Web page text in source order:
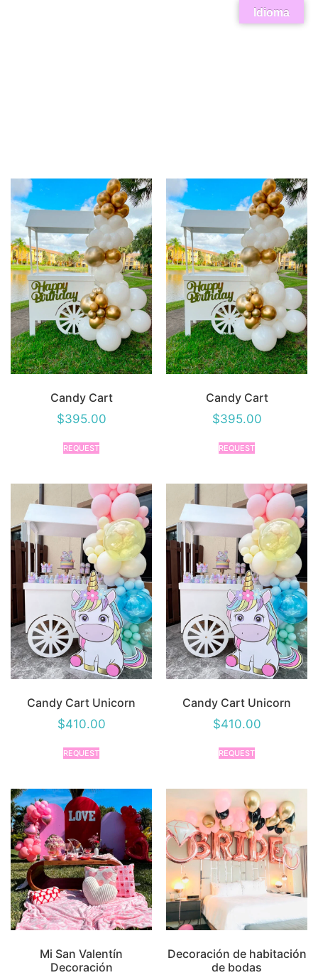
Candy Cart
$395.00
REQUEST
Candy Cart
$395.00
REQUEST
Candy Cart Unicorn
$410.00
REQUEST
Candy Cart Unicorn
$410.00
REQUEST
Mi San Valentín
Decoración
Decoración de habitación
de bodas
Idioma